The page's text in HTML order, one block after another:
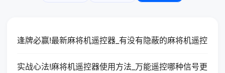
逢牌必赢!最新麻将机遥控器_有没有隐蔽的麻将机遥控
实战心法!麻将机遥控器使用方法_万能遥控哪种信号更